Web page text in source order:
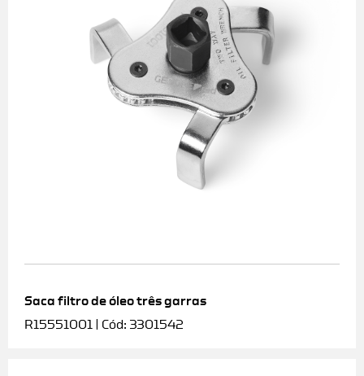
Saca filtro de óleo três garras
R15551001 | Cód: 3301542